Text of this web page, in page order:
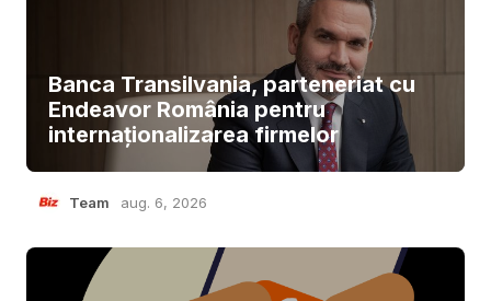
Banca Transilvania, parteneriat cu
Endeavor România pentru
internaționalizarea firmelor
Team aug. 6, 2026